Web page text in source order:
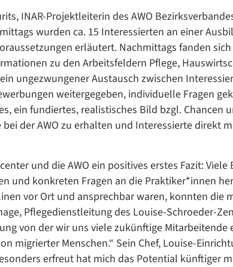
INAR-Projektleiterin des AWO
wurden ca. 15 Interessierten an einer
erläutert. Nachmittags fanden
zu den Arbeitsfeldern Pflege,
ungezwungener Austausch zwischen
weitergegeben, individuelle Fragen
ein fundiertes, realistisches Bild bzgl. Chancen
der AWO zu erhalten und Interessierte direkt
und die AWO ein positives erstes Fazit:
und konkreten Fragen an die Praktiker*innen
vor Ort und ansprechbar waren, konnten
Pflegedienstleitung des Louise-Schroeder-
von der wir uns viele zukünftige
migrierter Menschen.“ Sein Chef, Louise-
erfreut hat mich das Potential künftiger